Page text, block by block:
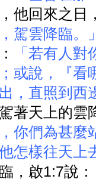
他回來之日
駕雲降臨。
「若有人
或說，『看
，直照到西
著天上的雲
你們為甚麼
怎樣往天上
，啟1:7說：